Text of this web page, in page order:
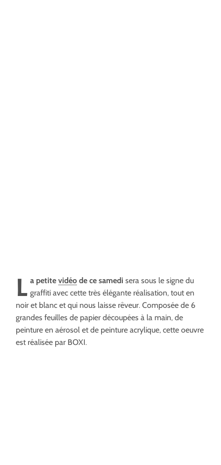
L a petitevidéo de ce samedi sera sous le signe du
graffiti avec cette très élégante réalisation, tout en
noir et blanc et qui nous laisse rêveur. Composée de 6
grandes feuilles de papier découpées à la main, de
peinture en aérosol et de peinture acrylique, cette oeuvre
est réalisée par BOXI.